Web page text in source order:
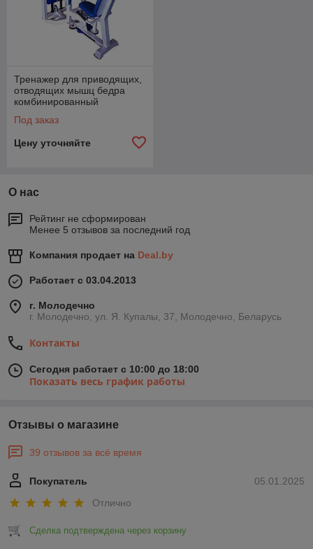
Тренажер для приводящих,
отводящих мышц бедра
комбинированный
Под заказ
Цену уточняйте
О нас
Рейтинг не сформирован
Менее 5 отзывов за последний год
Компания продает на Deal.by
Работает с 03.04.2013
г. Молодечно
г. Молодечно, ул. Я. Купалы, 37, Молодечно, Беларусь
Контакты
Сегодня работает с 10:00 до 18:00
Показать весь график работы
Отзывы о магазине
39 отзывов за всё время
05.01.2025
Покупатель
Отлично
Сделка подтверждена через корзину